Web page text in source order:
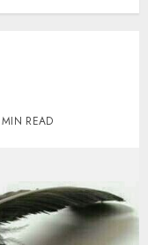
READ